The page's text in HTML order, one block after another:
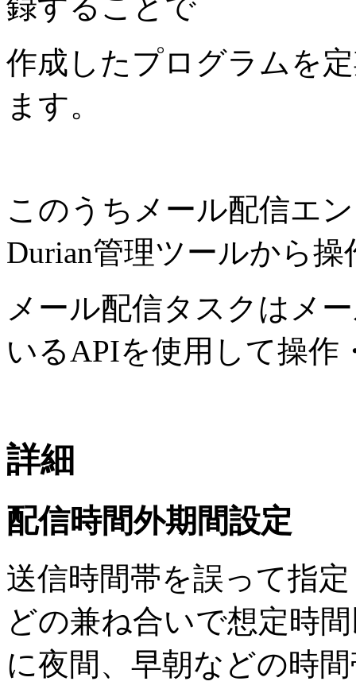
作成したプログラムを
ます。
このうちメール配信エ
Durian管理ツールから
メール配信タスクはメ
いるAPIを使用して操作
詳細
配信時間外期間設定
送信時間帯を誤って指
どの兼ね合いで想定時
に夜間、早朝などの時